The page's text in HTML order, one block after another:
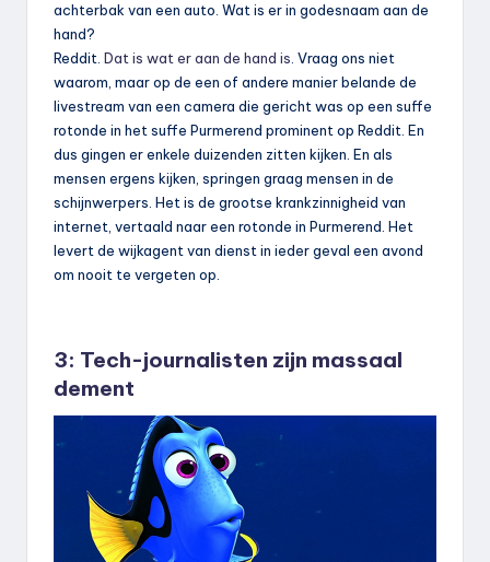
achterbak van een auto. Wat is er in godesnaam aan de
hand?
Reddit. Dat is wat er aan de hand is. Vraag ons niet
waarom, maar op de een of andere manier belande de
livestream van een camera die gericht was op een suffe
rotonde in het suffe Purmerend prominent op Reddit. En
dus gingen er enkele duizenden zitten kijken. En als
mensen ergens kijken, springen graag mensen in de
schijnwerpers. Het is de grootse krankzinnigheid van
internet, vertaald naar een rotonde in Purmerend. Het
levert de wijkagent van dienst in ieder geval een avond
om nooit te vergeten op.
3: Tech-journalisten zijn massaal
dement